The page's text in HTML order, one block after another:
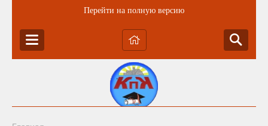
Перейти на полную версию